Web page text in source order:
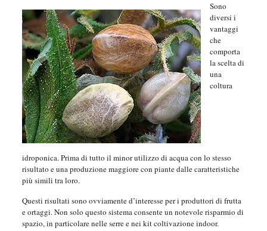
Sono
diversi i
vantaggi
che
comporta
la scelta di
una
coltura
idroponica. Prima di tutto il minor utilizzo di acqua con lo stesso
risultato e una produzione maggiore con piante dalle caratteristiche
più simili tra loro.
Questi risultati sono ovviamente d’interesse per i produttori di frutta
e ortaggi. Non solo questo sistema consente un notevole risparmio di
spazio, in particolare nelle serre e nei kit coltivazione indoor.